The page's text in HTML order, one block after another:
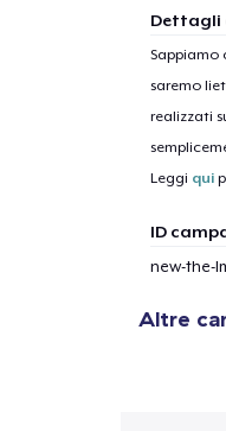
Dettagli
Sappiamo
saremo
realizzati
Leggi qui
ID
new-the-
Altre